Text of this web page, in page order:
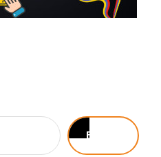
Buscar